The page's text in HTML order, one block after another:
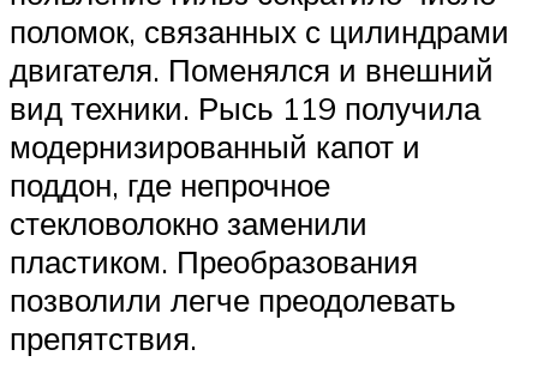
поломок, связанных с цилиндрами
двигателя. Поменялся и внешний
вид техники. Рысь 119 получила
модернизированный капот и
поддон, где непрочное
стекловолокно заменили
пластиком. Преобразования
позволили легче преодолевать
препятствия.